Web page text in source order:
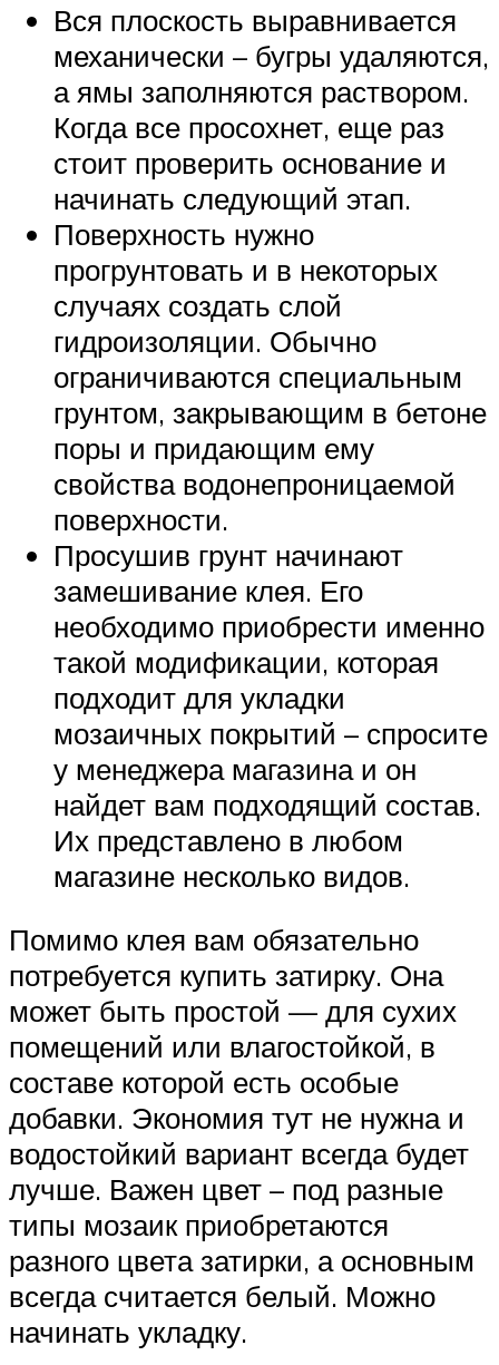
Вся плоскость выравнивается
механически – бугры удаляются,
а ямы заполняются раствором.
Когда все просохнет, еще раз
стоит проверить основание и
начинать следующий этап.
Поверхность нужно
прогрунтовать и в некоторых
случаях создать слой
гидроизоляции. Обычно
ограничиваются специальным
грунтом, закрывающим в бетоне
поры и придающим ему
свойства водонепроницаемой
поверхности.
Просушив грунт начинают
замешивание клея. Его
необходимо приобрести именно
такой модификации, которая
подходит для укладки
мозаичных покрытий – спросите
у менеджера магазина и он
найдет вам подходящий состав.
Их представлено в любом
магазине несколько видов.
Помимо клея вам обязательно
потребуется купить затирку. Она
может быть простой — для сухих
помещений или влагостойкой, в
составе которой есть особые
добавки. Экономия тут не нужна и
водостойкий вариант всегда будет
лучше. Важен цвет – под разные
типы мозаик приобретаются
разного цвета затирки, а основным
всегда считается белый. Можно
начинать укладку.